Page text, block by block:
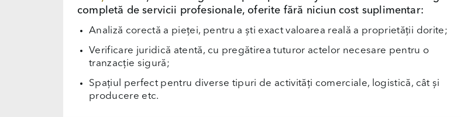
completă de servicii profesionale, oferite fără niciun cost suplimentar:
Analiză corectă a pieței, pentru a ști exact valoarea reală a proprietății dorite;
Verificare juridică atentă, cu pregătirea tuturor actelor necesare pentru o
tranzacție sigură;
Spațiul perfect pentru diverse tipuri de activități comerciale, logistică, cât și
producere etc.